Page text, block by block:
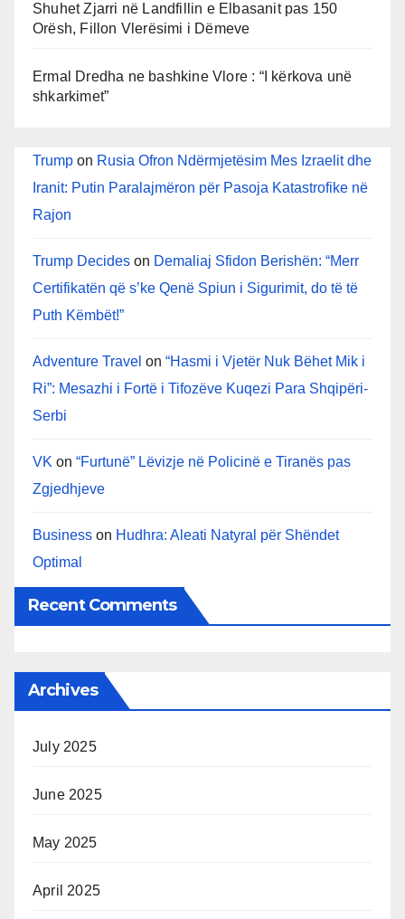
Shuhet Zjarri në Landfillin e Elbasanit pas 150
Orësh, Fillon Vlerësimi i Dëmeve
Ermal Dredha ne bashkine Vlore : “I kërkova unë
shkarkimet”
Trump on Rusia Ofron Ndërmjetësim Mes Izraelit dhe
Iranit: Putin Paralajmëron për Pasoja Katastrofike në
Rajon
Trump Decides on Demaliaj Sfidon Berishën: “Merr
Certifikatën që s’ke Qenë Spiun i Sigurimit, do të të
Puth Këmbët!”
Adventure Travel on “Hasmi i Vjetër Nuk Bëhet Mik i
Ri”: Mesazhi i Fortë i Tifozëve Kuqezi Para Shqipëri-
Serbi
VK on “Furtunë” Lëvizje në Policinë e Tiranës pas
Zgjedhjeve
Business on Hudhra: Aleati Natyral për Shëndet
Optimal
Recent Comments
Archives
July 2025
June 2025
May 2025
April 2025